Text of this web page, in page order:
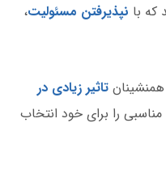
که با نپذیرفتن مسئولیت،
تاثیر زیادی در
مناسبی را برای خود انتخاب